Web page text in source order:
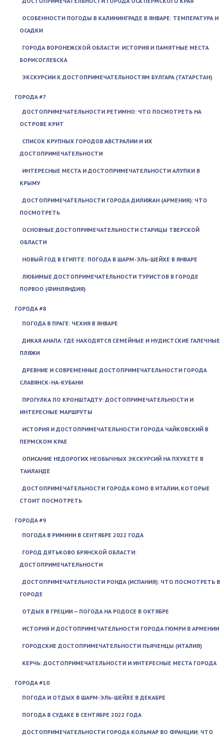
ОСОБЕННОСТИ ПОГОДЫ В КАЛИНИНГРАДЕ В ЯНВАРЕ: ТЕМПЕРАТУРА И
ОСАДКИ
ГОРОДА ВОРОНЕЖСКОЙ ОБЛАСТИ: ИСТОРИЯ И ПАМЯТНЫЕ МЕСТА
БОРИСОГЛЕБСКА
ЭКСКУРСИИ К ДОСТОПРИМЕЧАТЕЛЬНОСТЯМ БУЛГАРА (ТАТАРСТАН)
ГОРОДА #7
ДОСТОПРИМЕЧАТЕЛЬНОСТИ РЕТИМНО: ЧТО ПОСМОТРЕТЬ НА
ОСТРОВЕ КРИТ
СПИСОК КРУПНЫХ ГОРОДОВ АВСТРАЛИИ И ИХ
ДОСТОПРИМЕЧАТЕЛЬНОСТИ
ИНТЕРЕСНЫЕ МЕСТА И ДОСТОПРИМЕЧАТЕЛЬНОСТИ АЛУПКИ В
КРЫМУ
ДОСТОПРИМЕЧАТЕЛЬНОСТИ ГОРОДА ДИЛИЖАН (АРМЕНИЯ): ЧТО
ПОСМОТРЕТЬ
ОСНОВНЫЕ ДОСТОПРИМЕЧАТЕЛЬНОСТИ СТАРИЦЫ ТВЕРСКОЙ
ОБЛАСТИ
НОВЫЙ ГОД В ЕГИПТЕ: ПОГОДА В ШАРМ-ЭЛЬ-ШЕЙХЕ В ЯНВАРЕ
ЛЮБИМЫЕ ДОСТОПРИМЕЧАТЕЛЬНОСТИ ТУРИСТОВ В ГОРОДЕ
ПОРВОО (ФИНЛЯНДИЯ)
ГОРОДА #8
ПОГОДА В ПРАГЕ: ЧЕХИЯ В ЯНВАРЕ
ДИКАЯ АНАПА: ГДЕ НАХОДЯТСЯ СЕМЕЙНЫЕ И НУДИСТСКИЕ ГАЛЕЧНЫЕ
ПЛЯЖИ
ДРЕВНИЕ И СОВРЕМЕННЫЕ ДОСТОПРИМЕЧАТЕЛЬНОСТИ ГОРОДА
СЛАВЯНСК-НА-КУБАНИ
ПРОГУЛКА ПО КРОНШТАДТУ: ДОСТОПРИМЕЧАТЕЛЬНОСТИ И
ИНТЕРЕСНЫЕ МАРШРУТЫ
ИСТОРИЯ И ДОСТОПРИМЕЧАТЕЛЬНОСТИ ГОРОДА ЧАЙКОВСКИЙ В
ПЕРМСКОМ КРАЕ
ОПИСАНИЕ НЕДОРОГИХ НЕОБЫЧНЫХ ЭКСКУРСИЙ НА ПХУКЕТЕ В
ТАИЛАНДЕ
ДОСТОПРИМЕЧАТЕЛЬНОСТИ ГОРОДА КОМО В ИТАЛИИ, КОТОРЫЕ
СТОИТ ПОСМОТРЕТЬ
ГОРОДА #9
ПОГОДА В РИМИНИ В СЕНТЯБРЕ 2022 ГОДА
ГОРОД ДЯТЬКОВО БРЯНСКОЙ ОБЛАСТИ:
ДОСТОПРИМЕЧАТЕЛЬНОСТИ
ДОСТОПРИМЕЧАТЕЛЬНОСТИ РОНДА (ИСПАНИЯ): ЧТО ПОСМОТРЕТЬ В
ГОРОДЕ
ОТДЫХ В ГРЕЦИИ — ПОГОДА НА РОДОСЕ В ОКТЯБРЕ
ИСТОРИЯ И ДОСТОПРИМЕЧАТЕЛЬНОСТИ ГОРОДА ГЮМРИ В АРМЕНИИ
ГОРОДСКИЕ ДОСТОПРИМЕЧАТЕЛЬНОСТИ ПЬЯЧЕНЦЫ (ИТАЛИЯ)
КЕРЧЬ: ДОСТОПРИМЕЧАТЕЛЬНОСТИ И ИНТЕРЕСНЫЕ МЕСТА ГОРОДА
ГОРОДА #10
ПОГОДА И ОТДЫХ В ШАРМ-ЭЛЬ-ШЕЙХЕ В ДЕКАБРЕ
ПОГОДА В СУДАКЕ В СЕНТЯБРЕ 2022 ГОДА
ДОСТОПРИМЕЧАТЕЛЬНОСТИ ГОРОДА КОЛЬМАР ВО ФРАНЦИИ: ЧТО